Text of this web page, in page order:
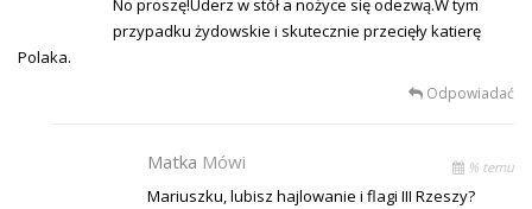
No proszę!Uderz w stół a nożyce się odezwą.W tym
przypadku żydowskie i skutecznie przecięły katierę
Polaka.
Odpowiadać
Matka Mówi % temu
Mariuszku, lubisz hajlowanie i flagi III Rzeszy?